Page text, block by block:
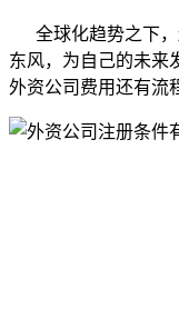
全球化趋势之下，
东风，为自己的未来
外资公司费用还有流